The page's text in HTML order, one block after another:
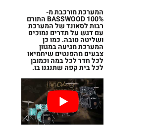
המערכת מורכבת מ-
100%
BASSWOODהתורם
רבות לסאונד של המערכת
עם דגש על תדרים נמוכים
ושליטה טובה. כמו כן
המערכת מגיעה במגוון
צבעים מהפנטים שיחמיאו
לכל חדר לכל במה וכמובן
לכל בית קפה שתנגנו בו.